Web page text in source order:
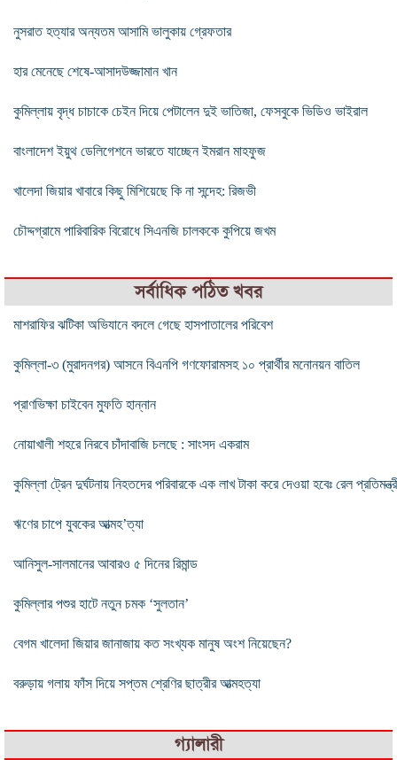
নুসরাত হত্যার অন্যতম আসামি ভালুকায় গ্রেফতার
হার মেনেছে শেষে-আসাদউজ্জামান খান
কুমিল্লায় বৃদ্ধ চাচাকে চেইন দিয়ে পেটালেন দুই ভাতিজা, ফেসবুকে ভিডিও ভাইরাল
বাংলাদেশ ইয়ুথ ডেলিগেশনে ভারতে যাচ্ছেন ইমরান মাহফুজ
খালেদা জিয়ার খাবারে কিছু মিশিয়েছে কি না সন্দেহ: রিজভী
চৌদ্দগ্রামে পারিবারিক বিরোধে সিএনজি চালককে কুপিয়ে জখম
সর্বাধিক পঠিত খবর
মাশরাফির ঝটিকা অভিযানে বদলে গেছে হাসপাতালের পরিবেশ
কুমিল্লা-৩ (মুরাদনগর) আসনে বিএনপি গণফোরামসহ ১০ প্রার্থীর মনোনয়ন বাতিল
প্রাণভিক্ষা চাইবেন মুফতি হান্নান
নোয়াখালী শহরে নিরবে চাঁদাবাজি চলছে : সাংসদ একরাম
কুমিল্লা ট্রেন দুর্ঘটনায় নিহতদের পরিবারকে এক লাখ টাকা করে দেওয়া হবেঃ রেল
ঋণের চাপে যুবকের আত্মহ’ত্যা
আনিসুল-সালমানের আবারও ৫ দিনের রিমান্ড
কুমিল্লার পশুর হাটে নতুন চমক ‘সুলতান’
বেগম খালেদা জিয়ার জানাজায় কত সংখ্যক মানুষ অংশ নিয়েছেন?
বরুড়ায় গলায় ফাঁস দিয়ে সপ্তম শ্রেণির ছাত্রীর আত্মহত্যা
গ্যালারী